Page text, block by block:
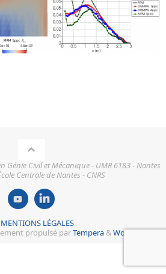
Génie Civil et Mécanique - UMR 6183 - Nantes
Centrale de Nantes - CNRS
MENTIONS LÉGALES
propulsé parTempera &WordPress.